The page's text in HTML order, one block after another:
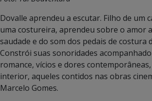
Dovalle aprendeu a escutar. Filho de um
uma costureira, aprendeu sobre o amor
saudade e do som dos pedais de costura
Constrói suas sonoridades
romance, vícios e dores
interior, aqueles contidos nas obras
Marcelo Gomes.